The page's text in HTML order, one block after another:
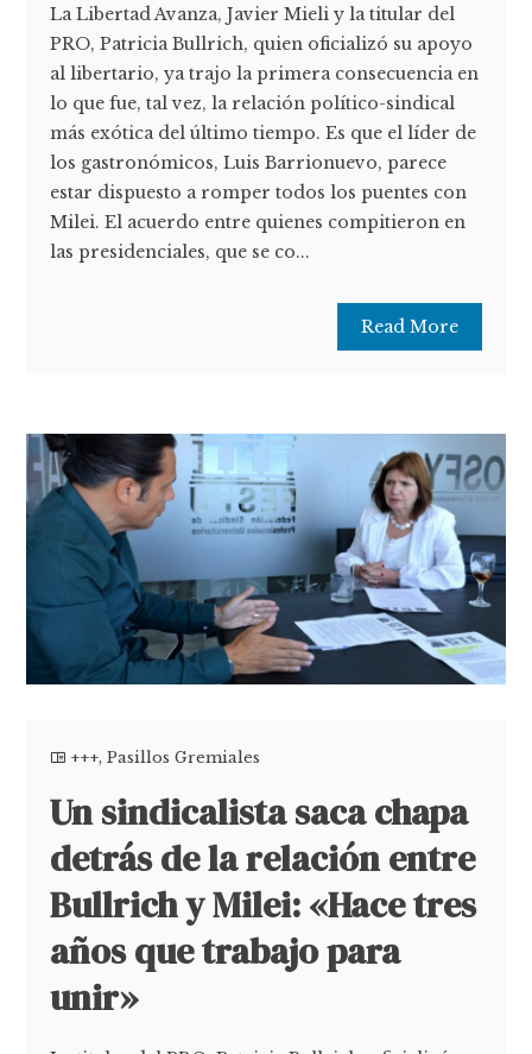
La Libertad Avanza, Javier Mieli y la titular del
PRO, Patricia Bullrich, quien oficializó su apoyo
al libertario, ya trajo la primera consecuencia en
lo que fue, tal vez, la relación político-sindical
más exótica del último tiempo. Es que el líder de
los gastronómicos, Luis Barrionuevo, parece
estar dispuesto a romper todos los puentes con
Milei. El acuerdo entre quienes compitieron en
las presidenciales, que se co...
Read More
+++,Pasillos Gremiales
Un sindicalista saca chapa
detrás de la relación entre
Bullrich y Milei: «Hace tres
años que trabajo para
unir»